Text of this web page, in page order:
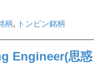
柄, トンピン銘柄
Engineer(思惑